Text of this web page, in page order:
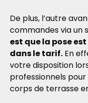
De plus, l’autre
commandes via un
est que la pose
dans le tarif. En
votre disposition
professionnels
corps de terrasse